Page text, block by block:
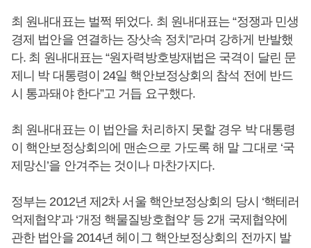
최 원내대표는 벌쩍 뛰었다. 최 원내대표는 “정쟁과 민생
경제 법안을 연결하는 장삿속 정치”라며 강하게 반발했
다. 최 원내대표는 “원자력방호방재법은 국격이 달린 문
제니 박 대통령이 24일 핵안보정상회의 참석 전에 반드
시 통과돼야 한다”고 거듭 요구했다.
최 원내대표는 이 법안을 처리하지 못할 경우 박 대통령
이 핵안보정상회의에 맨손으로 가도록 해 말 그대로 ‘국
제망신’을 안겨주는 것이나 마찬가지다.
정부는 2012년 제2차 서울 핵안보정상회의 당시 ‘핵테러
억제협약’과 ‘개정 핵물질방호협약’ 등 2개 국제협약에
관한 법안을 2014년 헤이그 핵안보정상회의 전까지 발